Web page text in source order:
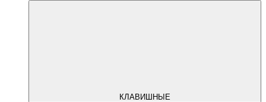
КЛАВИШНЫЕ